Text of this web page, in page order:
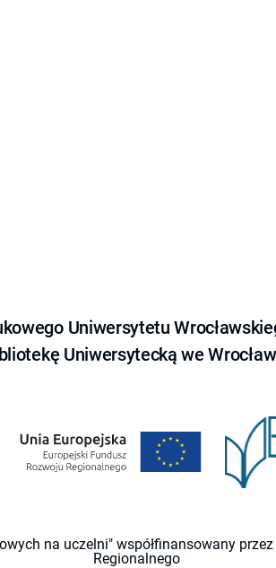
Uniwersytetu
Uniwersytecką we
na uczelni" współfinansowany
Regionalnego